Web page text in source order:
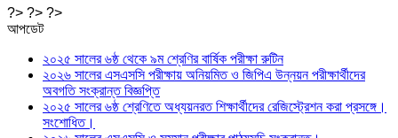
?> ?> ?>
আপডেট
২০২৫ সালের ৬ষ্ঠ থেকে ৯ম শ্রেণির বার্ষিক পরীক্ষা রুটিন
২০২৬ সালের এসএসসি পরীক্ষায় অনিয়মিত ও জিপিএ উন্নয়ন পরীক্ষার্থীদের
অবগতি সংক্রান্ত বিজ্ঞপ্তি
২০২৫ সালের ৬ষ্ঠ শ্রেণিতে অধ্যয়নরত শিক্ষার্থীদের রেজিস্ট্রেশন করা প্রসঙ্গে।
সংশোধিত।